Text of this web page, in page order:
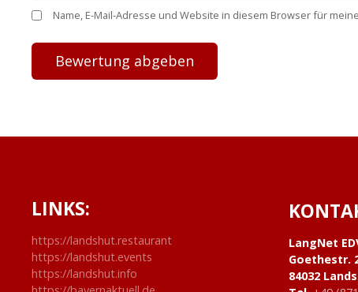
Name, E-Mail-Adresse und Website in diesem Browser für
LINKS:
https://landshut.restaurant
https://landshut.events
https://landshut.info
LangNet
Goethestr.
84032